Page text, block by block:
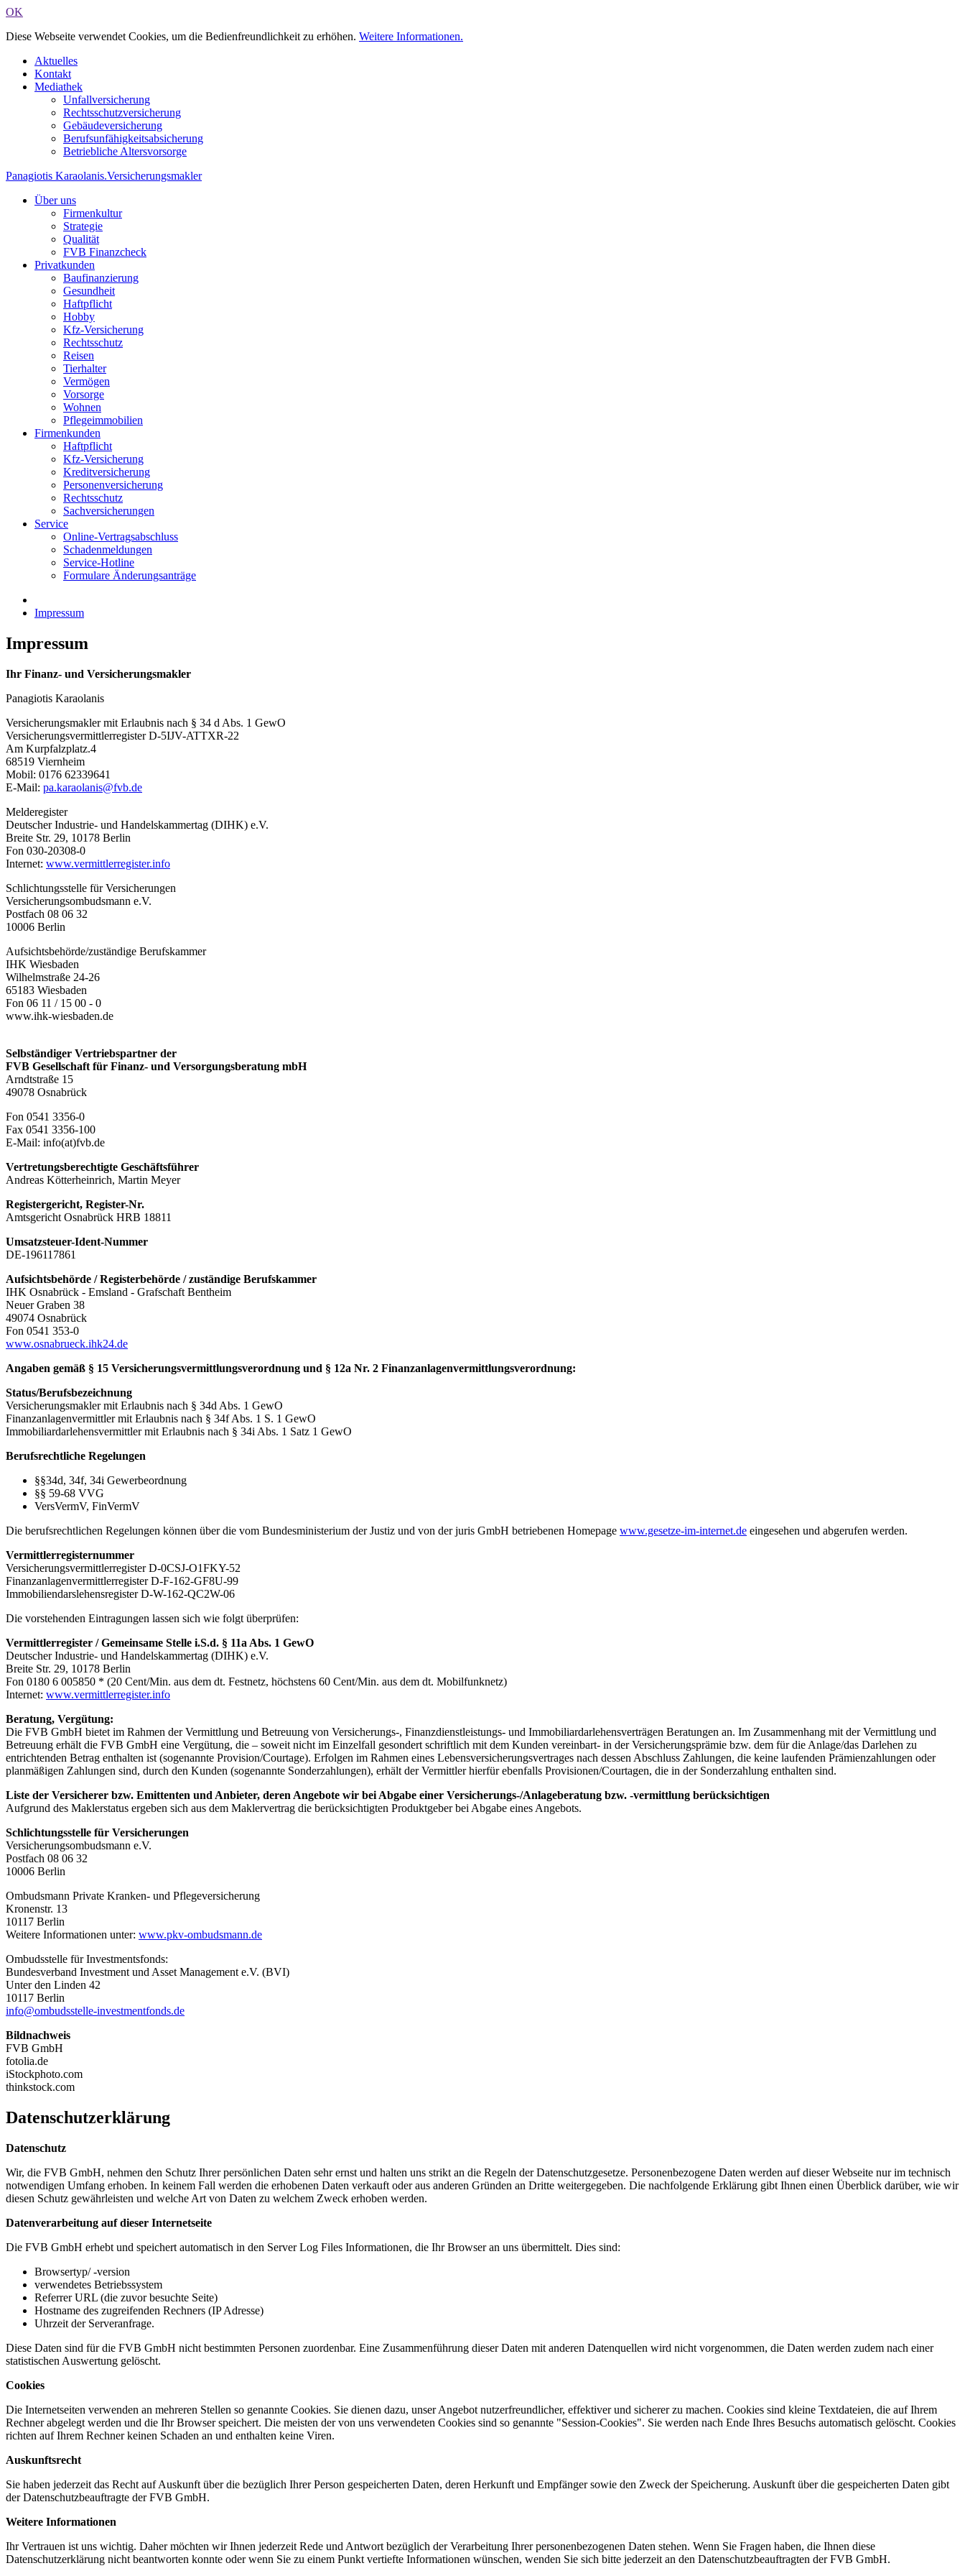
OK
Diese Webseite verwendet Cookies, um die Bedienfreundlichkeit zu erhöhen. Weitere Informationen.
Aktuelles
Kontakt
Mediathek
Unfallversicherung
Rechtsschutzversicherung
Gebäudeversicherung
Berufsunfähigkeitsabsicherung
Betriebliche Altersvorsorge
Panagiotis Karaolanis.Versicherungsmakler
Über uns
Firmenkultur
Strategie
Qualität
FVB Finanzcheck
Privatkunden
Baufinanzierung
Gesundheit
Haftpflicht
Hobby
Kfz-Versicherung
Rechtsschutz
Reisen
Tierhalter
Vermögen
Vorsorge
Wohnen
Pflegeimmobilien
Firmenkunden
Haftpflicht
Kfz-Versicherung
Kreditversicherung
Personenversicherung
Rechtsschutz
Sachversicherungen
Service
Online-Vertragsabschluss
Schadenmeldungen
Service-Hotline
Formulare Änderungsanträge
Impressum
Impressum
Ihr Finanz- und Versicherungsmakler
Panagiotis Karaolanis
Versicherungsmakler mit Erlaubnis nach § 34 d Abs. 1 GewO
Versicherungsvermittlerregister D-5IJV-ATTXR-22
Am Kurpfalzplatz.4
68519 Viernheim
Mobil: 0176 62339641
E-Mail: pa.karaolanis@fvb.de
Melderegister
Deutscher Industrie- und Handelskammertag (DIHK) e.V.
Breite Str. 29, 10178 Berlin
Fon 030-20308-0
Internet: www.vermittlerregister.info
Schlichtungsstelle für Versicherungen
Versicherungsombudsmann e.V.
Postfach 08 06 32
10006 Berlin
Aufsichtsbehörde/zuständige Berufskammer
IHK Wiesbaden
Wilhelmstraße 24-26
65183 Wiesbaden
Fon 06 11 / 15 00 - 0
www.ihk-wiesbaden.de
Selbständiger Vertriebspartner der
FVB Gesellschaft für Finanz- und Versorgungsberatung mbH
Arndtstraße 15
49078 Osnabrück
Fon 0541 3356-0
Fax 0541 3356-100
E-Mail: info(at)fvb.de
Vertretungsberechtigte Geschäftsführer
Andreas Kötterheinrich, Martin Meyer
Registergericht, Register-Nr.
Amtsgericht Osnabrück HRB 18811
Umsatzsteuer-Ident-Nummer
DE-196117861
Aufsichtsbehörde / Registerbehörde / zuständige Berufskammer
IHK Osnabrück - Emsland - Grafschaft Bentheim
Neuer Graben 38
49074 Osnabrück
Fon 0541 353-0
www.osnabrueck.ihk24.de
Angaben gemäß § 15 Versicherungsvermittlungsverordnung und § 12a Nr. 2 Finanzanlagenvermittlungsverordnung:
Status/Berufsbezeichnung
Versicherungsmakler mit Erlaubnis nach § 34d Abs. 1 GewO
Finanzanlagenvermittler mit Erlaubnis nach § 34f Abs. 1 S. 1 GewO
Immobiliardarlehensvermittler mit Erlaubnis nach § 34i Abs. 1 Satz 1 GewO
Berufsrechtliche Regelungen
§§34d, 34f, 34i Gewerbeordnung
§§ 59-68 VVG
VersVermV, FinVermV
Die berufsrechtlichen Regelungen können über die vom Bundesministerium der Justiz und von der juris GmbH betriebenen Homepage www.gesetze-im-internet.de eingesehen und abgerufen werden.
Vermittlerregisternummer
Versicherungsvermittlerregister D-0CSJ-O1FKY-52
Finanzanlagenvermittlerregister D-F-162-GF8U-99
Immobiliendarslehensregister D-W-162-QC2W-06
Die vorstehenden Eintragungen lassen sich wie folgt überprüfen:
Vermittlerregister / Gemeinsame Stelle i.S.d. § 11a Abs. 1 GewO
Deutscher Industrie- und Handelskammertag (DIHK) e.V.
Breite Str. 29, 10178 Berlin
Fon 0180 6 005850 * (20 Cent/Min. aus dem dt. Festnetz, höchstens 60 Cent/Min. aus dem dt. Mobilfunknetz)
Internet: www.vermittlerregister.info
Beratung, Vergütung:
Die FVB GmbH bietet im Rahmen der Vermittlung und Betreuung von Versicherungs-, Finanzdienstleistungs- und Immobiliardarlehensverträgen Beratungen an. Im Zusammenhang mit der Vermittlung und
Betreuung erhält die FVB GmbH eine Vergütung, die – soweit nicht im Einzelfall gesondert schriftlich mit dem Kunden vereinbart- in der Versicherungsprämie bzw. dem für die Anlage/das Darlehen zu
entrichtenden Betrag enthalten ist (sogenannte Provision/Courtage). Erfolgen im Rahmen eines Lebensversicherungsvertrages nach dessen Abschluss Zahlungen, die keine laufenden Prämienzahlungen oder
planmäßigen Zahlungen sind, durch den Kunden (sogenannte Sonderzahlungen), erhält der Vermittler hierfür ebenfalls Provisionen/Courtagen, die in der Sonderzahlung enthalten sind.
Liste der Versicherer bzw. Emittenten und Anbieter, deren Angebote wir bei Abgabe einer Versicherungs-/Anlageberatung bzw. -vermittlung berücksichtigen
Aufgrund des Maklerstatus ergeben sich aus dem Maklervertrag die berücksichtigten Produktgeber bei Abgabe eines Angebots.
Schlichtungsstelle für Versicherungen
Versicherungsombudsmann e.V.
Postfach 08 06 32
10006 Berlin
Ombudsmann Private Kranken- und Pflegeversicherung
Kronenstr. 13
10117 Berlin
Weitere Informationen unter: www.pkv-ombudsmann.de
Ombudsstelle für Investmentsfonds:
Bundesverband Investment und Asset Management e.V. (BVI)
Unter den Linden 42
10117 Berlin
info@ombudsstelle-investmentfonds.de
Bildnachweis
FVB GmbH
fotolia.de
iStockphoto.com
thinkstock.com
Datenschutzerklärung
Datenschutz
Wir, die FVB GmbH, nehmen den Schutz Ihrer persönlichen Daten sehr ernst und halten uns strikt an die Regeln der Datenschutzgesetze. Personenbezogene Daten werden auf dieser Webseite nur im technisch
notwendigen Umfang erhoben. In keinem Fall werden die erhobenen Daten verkauft oder aus anderen Gründen an Dritte weitergegeben. Die nachfolgende Erklärung gibt Ihnen einen Überblick darüber, wie wir
diesen Schutz gewährleisten und welche Art von Daten zu welchem Zweck erhoben werden.
Datenverarbeitung auf dieser Internetseite
Die FVB GmbH erhebt und speichert automatisch in den Server Log Files Informationen, die Ihr Browser an uns übermittelt. Dies sind:
Browsertyp/ -version
verwendetes Betriebssystem
Referrer URL (die zuvor besuchte Seite)
Hostname des zugreifenden Rechners (IP Adresse)
Uhrzeit der Serveranfrage.
Diese Daten sind für die FVB GmbH nicht bestimmten Personen zuordenbar. Eine Zusammenführung dieser Daten mit anderen Datenquellen wird nicht vorgenommen, die Daten werden zudem nach einer
statistischen Auswertung gelöscht.
Cookies
Die Internetseiten verwenden an mehreren Stellen so genannte Cookies. Sie dienen dazu, unser Angebot nutzerfreundlicher, effektiver und sicherer zu machen. Cookies sind kleine Textdateien, die auf Ihrem
Rechner abgelegt werden und die Ihr Browser speichert. Die meisten der von uns verwendeten Cookies sind so genannte "Session-Cookies". Sie werden nach Ende Ihres Besuchs automatisch gelöscht. Cookies
richten auf Ihrem Rechner keinen Schaden an und enthalten keine Viren.
Auskunftsrecht
Sie haben jederzeit das Recht auf Auskunft über die bezüglich Ihrer Person gespeicherten Daten, deren Herkunft und Empfänger sowie den Zweck der Speicherung. Auskunft über die gespeicherten Daten gibt
der Datenschutzbeauftragte der FVB GmbH.
Weitere Informationen
Ihr Vertrauen ist uns wichtig. Daher möchten wir Ihnen jederzeit Rede und Antwort bezüglich der Verarbeitung Ihrer personenbezogenen Daten stehen. Wenn Sie Fragen haben, die Ihnen diese
Datenschutzerklärung nicht beantworten konnte oder wenn Sie zu einem Punkt vertiefte Informationen wünschen, wenden Sie sich bitte jederzeit an den Datenschutzbeauftragten der FVB GmbH.